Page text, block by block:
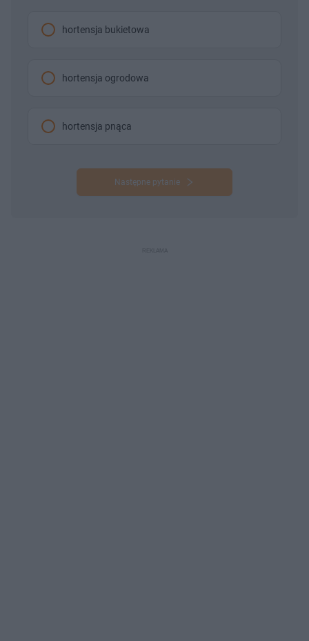
hortensja bukietowa
hortensja ogrodowa
hortensja pnąca
Następne pytanie